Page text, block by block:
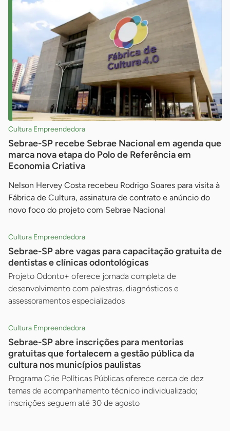
Cultura Empreendedora
Sebrae-SP recebe Sebrae Nacional em agenda que
marca nova etapa do Polo de Referência em
Economia Criativa
Nelson Hervey Costa recebeu Rodrigo Soares para visita à
Fábrica de Cultura, assinatura de contrato e anúncio do
novo foco do projeto com Sebrae Nacional
Cultura Empreendedora
Sebrae-SP abre vagas para capacitação gratuita de
dentistas e clínicas odontológicas
Projeto Odonto+ oferece jornada completa de
desenvolvimento com palestras, diagnósticos e
assessoramentos especializados
Cultura Empreendedora
Sebrae-SP abre inscrições para mentorias
gratuitas que fortalecem a gestão pública da
cultura nos municípios paulistas
Programa Crie Políticas Públicas oferece cerca de dez
temas de acompanhamento técnico individualizado;
inscrições seguem até 30 de agosto